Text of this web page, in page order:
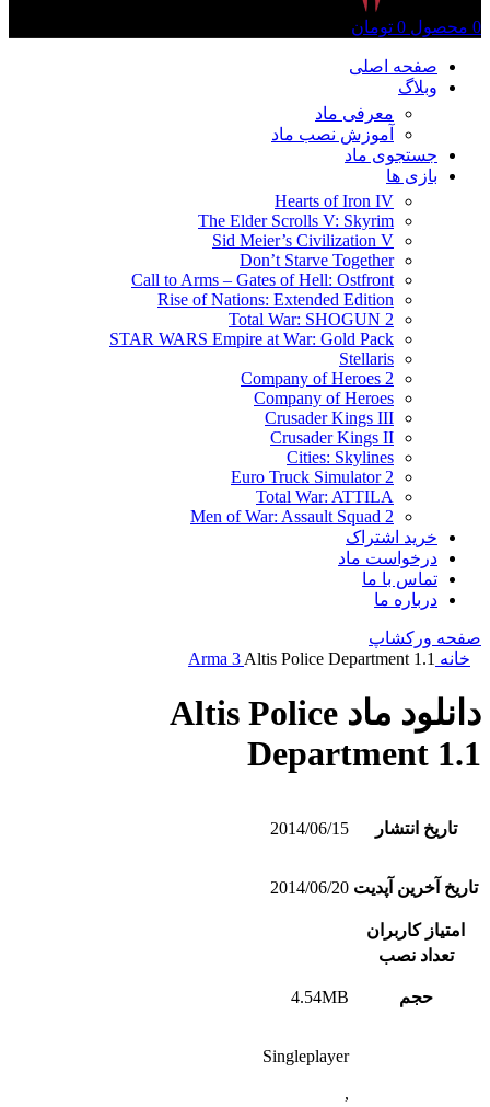
0 محصول 0 تومان
صفحه اصلی
وبلاگ
معرفی ماد
آموزش نصب ماد
جستجوی ماد
بازی ها
Hearts of Iron IV
The Elder Scrolls V: Skyrim
Sid Meier’s Civilization V
Don’t Starve Together
Call to Arms – Gates of Hell: Ostfront
Rise of Nations: Extended Edition
Total War: SHOGUN 2
STAR WARS Empire at War: Gold Pack
Stellaris
Company of Heroes 2
Company of Heroes
Crusader Kings III
Crusader Kings II
Cities: Skylines
Euro Truck Simulator 2
Total War: ATTILA
Men of War: Assault Squad 2
خرید اشتراک
درخواست ماد
تماس با ما
درباره ما
صفحه ورکشاپ
خانه
Arma 3 Altis Police Department 1.1
دانلود ماد Altis Police
Department 1.1
تاریخ انتشار 2014/06/15
تاریخ آخرین آپدیت 2014/06/20
امتیاز کاربران
تعداد نصب
حجم 4.54MB
Singleplayer
,